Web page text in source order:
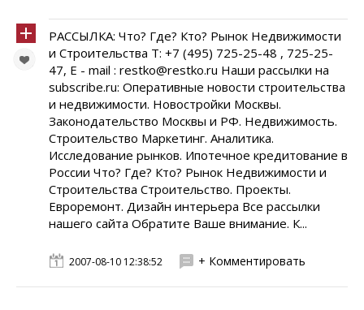
РАССЫЛКА: Что? Где? Кто? Рынок Недвижимости
и Строительства Т: +7 (495) 725-25-48 , 725-25-
47, E - mail : restko@restko.ru Наши рассылки на
subscribe.ru: Оперативные новости строительства
и недвижимости. Новостройки Москвы.
Законодательство Москвы и РФ. Недвижимость.
Строительство Маркетинг. Аналитика.
Исследование рынков. Ипотечное кредитование в
России Что? Где? Кто? Рынок Недвижимости и
Строительства Cтроительство. Проекты.
Евроремонт. Дизайн интерьера Все рассылки
нашего сайта Обратите Ваше внимание. К...
2007-08-10 12:38:52 + Комментировать